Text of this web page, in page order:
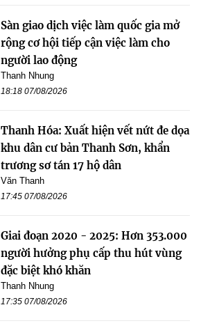
Sàn giao dịch việc làm quốc gia mở
rộng cơ hội tiếp cận việc làm cho
người lao động
Thanh Nhung
18:18 07/08/2026
Thanh Hóa: Xuất hiện vết nứt đe dọa
khu dân cư bản Thanh Sơn, khẩn
trương sơ tán 17 hộ dân
Văn Thanh
17:45 07/08/2026
Giai đoạn 2020 - 2025: Hơn 353.000
người hưởng phụ cấp thu hút vùng
đặc biệt khó khăn
Thanh Nhung
17:35 07/08/2026